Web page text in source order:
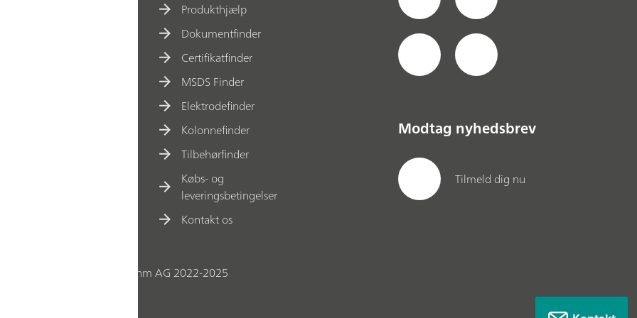
Produkthjælp
Dokumentfinder
Certifikatfinder
MSDS Finder
Elektrodefinder
Kolonnefinder
Tilbehørfinder
Købs- og
leveringsbetingelser
Kontakt os
Modtag nyhedsbrev
Tilmeld dig nu
© Metrohm AG 2022-2025